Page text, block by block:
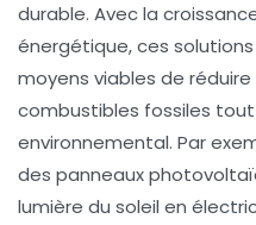
durable. Avec la
énergétique, ces
moyens viables de
combustibles fossiles
environnemental. Par
des panneaux
lumière du soleil en